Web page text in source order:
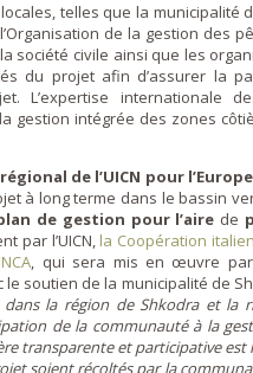
telles que la municipalité
de la gestion des
société civile ainsi que les
du projet afin d’assurer la
L’expertise internationale
gestion intégrée des zones
de l’UICN pour
à long terme dans le bassin
de gestion pour l’aire de
par l’UICN, la Coopération
INCA, qui sera mis en œuvre par
le soutien de la municipalité de
dans la région de Shkodra et
de la communauté à la
transparente et participative
soient récoltés par la